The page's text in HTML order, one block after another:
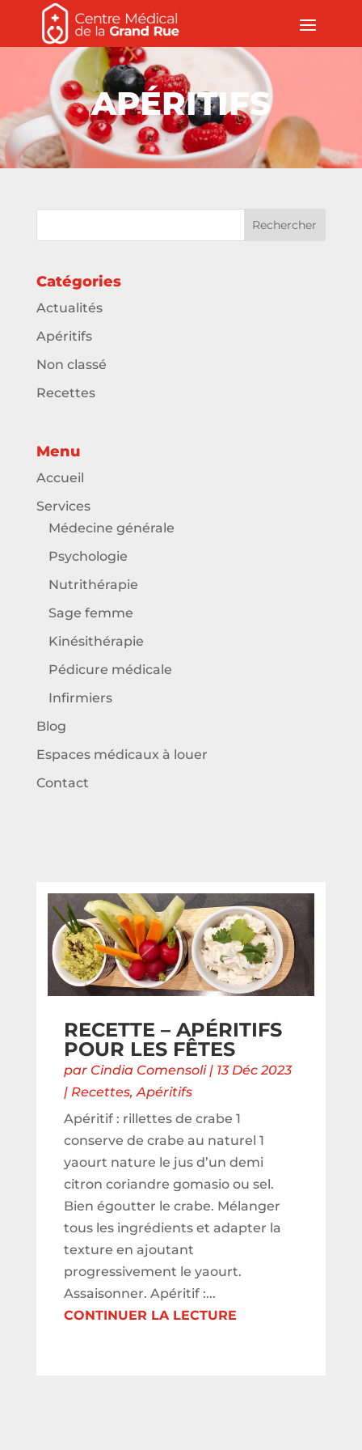
APÉRITIFS
Catégories
Actualités
Apéritifs
Non classé
Recettes
Menu
Accueil
Services
Médecine générale
Psychologie
Nutrithérapie
Sage femme
Kinésithérapie
Pédicure médicale
Infirmiers
Blog
Espaces médicaux à louer
Contact
RECETTE – APÉRITIFS
POUR LES FÊTES
par Cindia Comensoli| 13 Déc 2023
| Recettes, Apéritifs
Apéritif : rillettes de crabe 1
conserve de crabe au naturel 1
yaourt nature le jus d’un demi
citron coriandre gomasio ou sel.
Bien égoutter le crabe. Mélanger
tous les ingrédients et adapter la
texture en ajoutant
progressivement le yaourt.
Assaisonner. Apéritif :...